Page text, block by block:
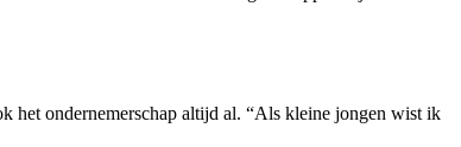
het ondernemerschap altijd al. “Als kleine jongen wist ik